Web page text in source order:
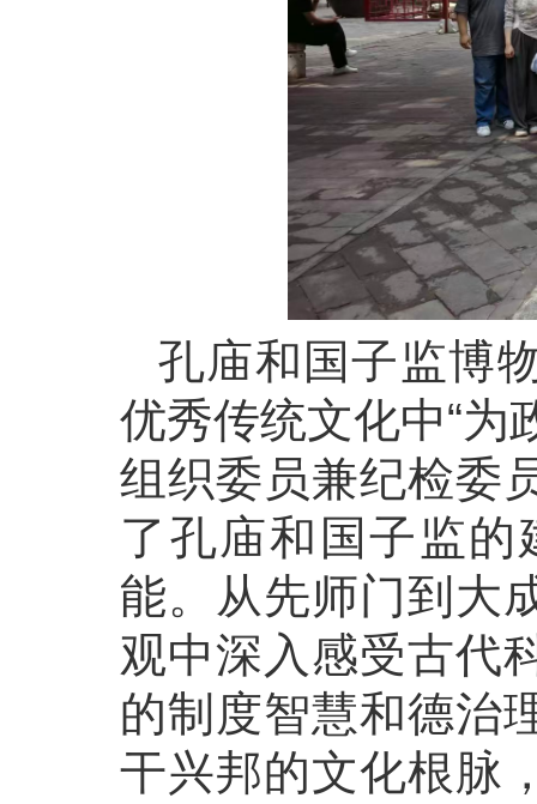
孔庙和国子监博
优秀传统文化中“为
组织委员兼纪检委
了孔庙和国子监
能。从先师门到大
观中深入感受古代
的制度智慧和德治
干兴邦的文化根脉